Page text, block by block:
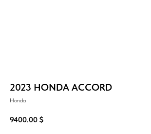
2023 HONDA ACCORD
Honda
9400.00 $